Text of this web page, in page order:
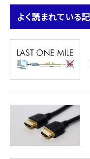
よく読まれている